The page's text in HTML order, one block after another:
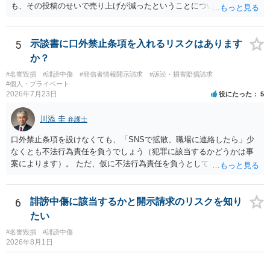
も、その投稿のせいで売り上げが減ったということについての証明は
5
示談書に口外禁止条項を入れるリスクはあります
か？
#名誉毀損 #誹謗中傷 #発信者情報開示請求
#訴訟・損害賠償請求
#個人・プライベート
2026年7月23日 役にたった 5
川添 圭 弁護士
口外禁止条項を設けなくても、「SNSで拡散、職場に連絡したら」少
なくとも不法行為責任を負うでしょう（犯罪に該当するかどうかは事
案によります）。 ただ、仮に不法行為責任を負うとしても、違約金を
（日本の裁判所が認定する慰謝料は、到底被害感情を満足させられる
ような金額ではありません）。そのため、口外禁止条項とともに口外
した場合の違約金（100～200万円程度）を定めることには、大きな意
味と抑止力があります。 逆に、口外禁止条項を設けると、正当な理由
がある場合を除いて第三者へ情報開示ができなくなります。そのた
め、口外禁止条項によって自らを縛られてしまうと困るようなケース
6
誹謗中傷に該当するかと開示請求のリスクを知り
たい
#名誉毀損 #誹謗中傷
2026年8月1日